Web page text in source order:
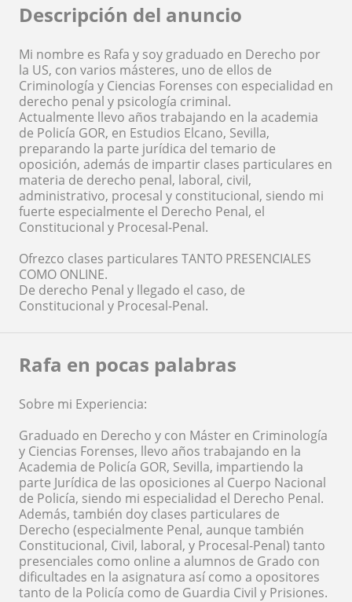
Descripción del anuncio
Mi nombre es Rafa y soy graduado en Derecho por
la US, con varios másteres, uno de ellos de
Criminología y Ciencias Forenses con especialidad en
derecho penal y psicología criminal.
Actualmente llevo años trabajando en la academia
de Policía GOR, en Estudios Elcano, Sevilla,
preparando la parte jurídica del temario de
oposición, además de impartir clases particulares en
materia de derecho penal, laboral, civil,
administrativo, procesal y constitucional, siendo mi
fuerte especialmente el Derecho Penal, el
Constitucional y Procesal-Penal.
Ofrezco clases particulares TANTO PRESENCIALES
COMO ONLINE.
De derecho Penal y llegado el caso, de
Constitucional y Procesal-Penal.
Rafa en pocas palabras
Sobre mi Experiencia:
Graduado en Derecho y con Máster en Criminología
y Ciencias Forenses, llevo años trabajando en la
Academia de Policía GOR, Sevilla, impartiendo la
parte Jurídica de las oposiciones al Cuerpo Nacional
de Policía, siendo mi especialidad el Derecho Penal.
Además, también doy clases particulares de
Derecho (especialmente Penal, aunque también
Constitucional, Civil, laboral, y Procesal-Penal) tanto
presenciales como online a alumnos de Grado con
dificultades en la asignatura así como a opositores
tanto de la Policía como de Guardia Civil y Prisiones.